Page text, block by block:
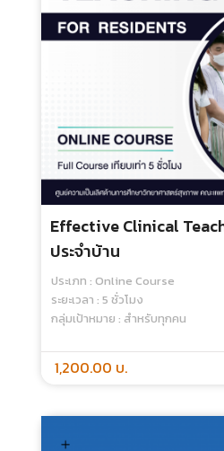
Basic Concepts Of
Education (OBE) In
Education
ประเภท : Online Course
ระยะเวลา : 3 ชั่วโมง
1,000.00 บ.